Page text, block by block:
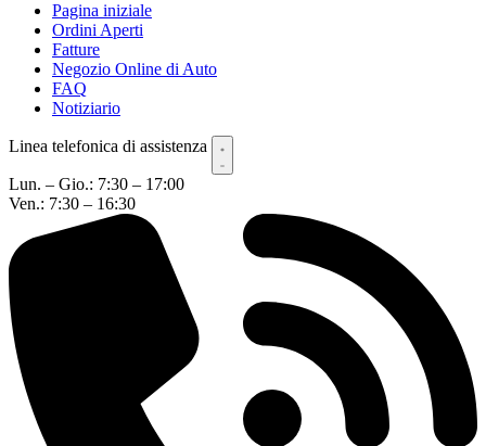
Pagina iniziale
Ordini Aperti
Fatture
Negozio Online di Auto
FAQ
Notiziario
Linea telefonica di assistenza
Lun. – Gio.: 7:30 – 17:00
Ven.: 7:30 – 16:30